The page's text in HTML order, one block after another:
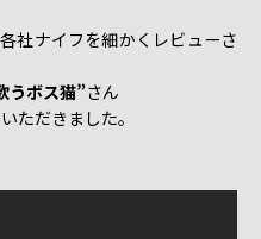
社ナイフを細かくレビューさ
うボス猫”さん
ただきました。